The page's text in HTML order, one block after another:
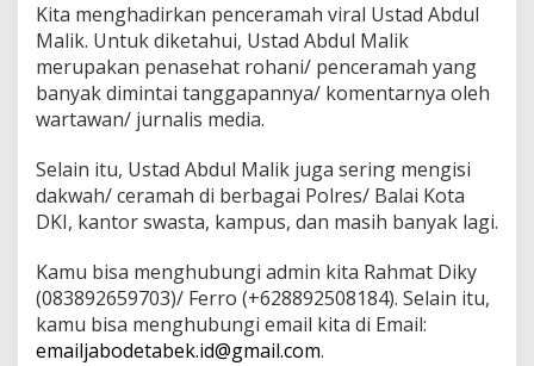
Kita menghadirkan penceramah viral Ustad Abdul
Malik. Untuk diketahui, Ustad Abdul Malik
merupakan penasehat rohani/ penceramah yang
banyak dimintai tanggapannya/ komentarnya oleh
wartawan/ jurnalis media.
Selain itu, Ustad Abdul Malik juga sering mengisi
dakwah/ ceramah di berbagai Polres/ Balai Kota
DKI, kantor swasta, kampus, dan masih banyak lagi.
Kamu bisa menghubungi admin kita Rahmat Diky
(083892659703)/ Ferro (+628892508184). Selain itu,
kamu bisa menghubungi email kita di Email:
emailjabodetabek.id@gmail.com.